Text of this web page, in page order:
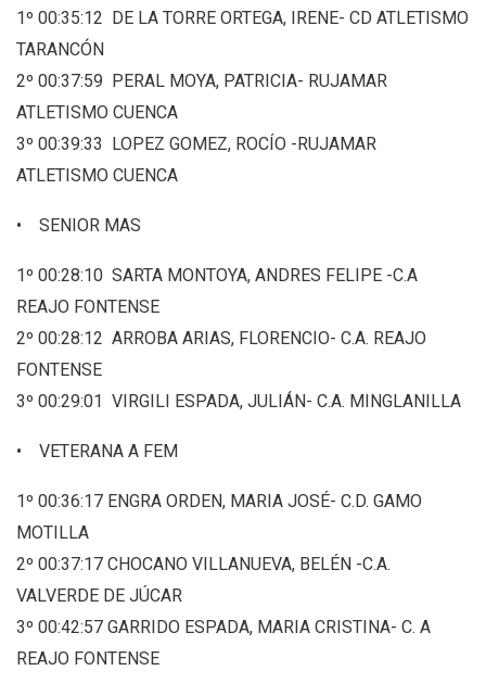
1º 00:35:12 DE LA TORRE ORTEGA, IRENE- CD ATLETISMO
TARANCÓN
2º 00:37:59 PERAL MOYA, PATRICIA- RUJAMAR
ATLETISMO CUENCA
3º 00:39:33 LOPEZ GOMEZ, ROCÍO -RUJAMAR
ATLETISMO CUENCA
• SENIOR MAS
1º 00:28:10 SARTA MONTOYA, ANDRES FELIPE -C.A
REAJO FONTENSE
2º 00:28:12 ARROBA ARIAS, FLORENCIO- C.A. REAJO
FONTENSE
3º 00:29:01 VIRGILI ESPADA, JULIÁN- C.A. MINGLANILLA
• VETERANA A FEM
1º 00:36:17 ENGRA ORDEN, MARIA JOSÉ- C.D. GAMO
MOTILLA
2º 00:37:17 CHOCANO VILLANUEVA, BELÉN -C.A.
VALVERDE DE JÚCAR
3º 00:42:57 GARRIDO ESPADA, MARIA CRISTINA- C. A
REAJO FONTENSE